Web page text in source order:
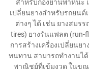
สำหรับกองยานพาหนะ
เปลี่ยนยางสำหรับรถยนต์
ต่างๆ ได้ เช่น ยางสมร
tires) ยางรันแฟลต (run-
การสร้างเครื่องเปลี่ยน
ทนทาน สามารถทำงานได้
พาณิชย์ที่เข้มงวด ในขณ